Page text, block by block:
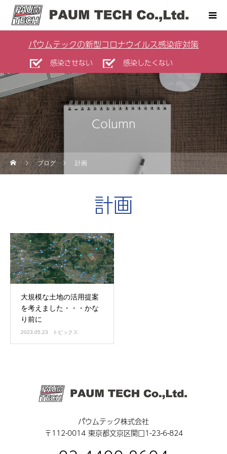
パウムテックの新型コロナウイルス感染症対策
感染させない 感染したくない
Column
ブログ 計画
計画
大規模な土地の活用提案
を考えました・・・かな
り前に
2023.05.23 トピックス
パウムテック株式会社
〒112-0014 東京都文京区関口1-23-6-824